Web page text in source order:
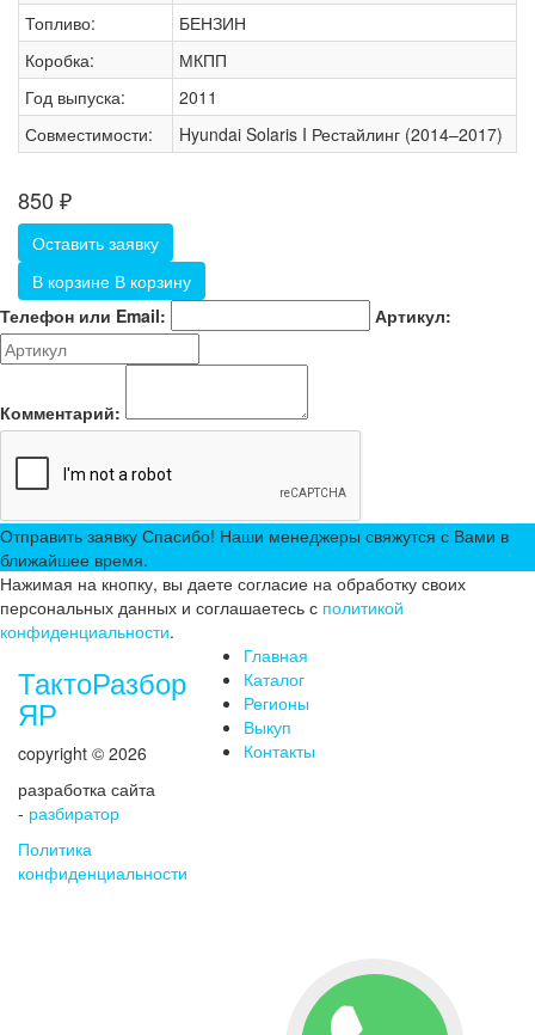
Топливо:
БЕНЗИН
Коробка:
МКПП
Год выпуска:
2011
Совместимости:
Hyundai Solaris I Рестайлинг (2014–2017)
850 ₽
Оставить заявку
В корзине В корзину
Телефон или Email:
Артикул:
Комментарий:
Отправить заявку Спасибо! Наши менеджеры свяжутся с Вами в
ближайшее время.
Нажимая на кнопку, вы даете согласие на обработку своих
персональных данных и соглашаетесь с политикой
конфиденциальности.
ТактоРазбор
ЯР
copyright © 2026
разработка сайта
- разбиратор
Политика
конфиденциальности
Главная
Каталог
Регионы
Выкуп
Контакты